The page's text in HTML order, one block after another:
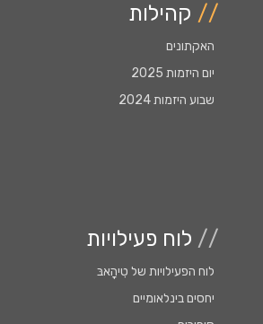
// קהילות
האקתונים
יום היזמות 2025
שבוע היזמות 2024
// לוח פעילויות
לוח הפעילויות של טִִיהָָאבּ
יחסים בינלאומיים